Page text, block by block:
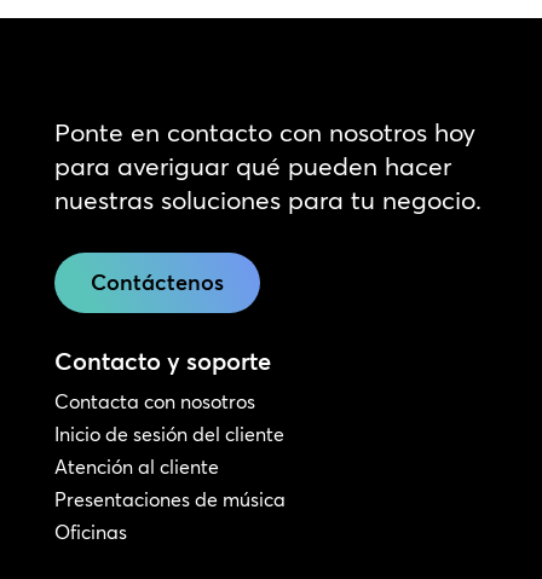
Ponte en contacto con nosotros hoy
para averiguar qué pueden hacer
nuestras soluciones para tu negocio.
Contáctenos
Contacto y soporte
Contacta con nosotros
Inicio de sesión del cliente
Atención al cliente
Presentaciones de música
Oficinas